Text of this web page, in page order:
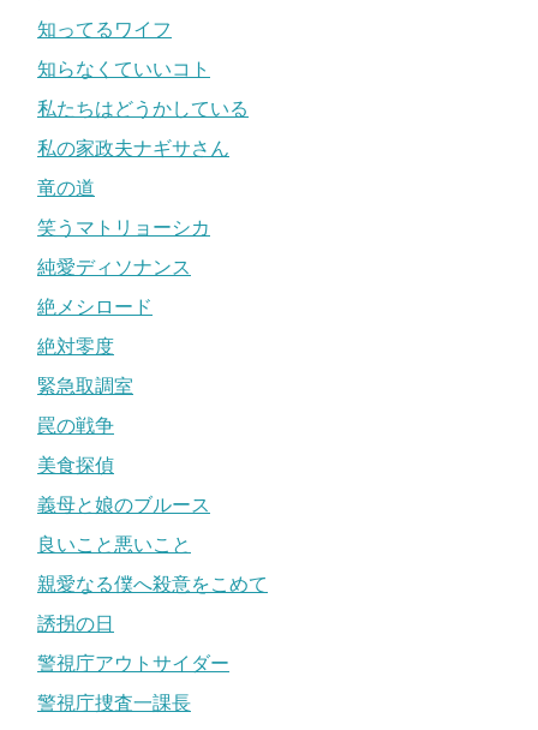
知ってるワイフ
知らなくていいコト
私たちはどうかしている
私の家政夫ナギサさん
竜の道
笑うマトリョーシカ
純愛ディソナンス
絶メシロード
絶対零度
緊急取調室
罠の戦争
美食探偵
義母と娘のブルース
良いこと悪いこと
親愛なる僕へ殺意をこめて
誘拐の日
警視庁アウトサイダー
警視庁捜査一課長